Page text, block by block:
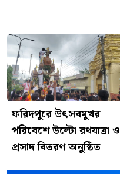
ফরিদপুরে উৎসবমুখর
পরিবেশে উল্টো রথযাত্রা ও
প্রসাদ বিতরণ অনুষ্ঠিত